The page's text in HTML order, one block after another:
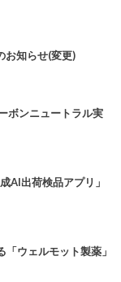
知らせ(変更)
ボンニュートラル実
AI出荷検品アプリ」
ウェルモット製薬」